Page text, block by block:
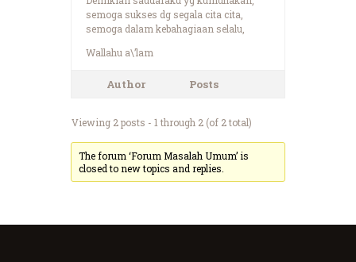
semoga sukses dg segala cita cita,
semoga dalam kebahagiaan selalu,
Wallahu a\’lam
Author Posts
Viewing 2 posts - 1 through 2 (of 2 total)
The forum ‘Forum Masalah Umum’ is
closed to new topics and replies.